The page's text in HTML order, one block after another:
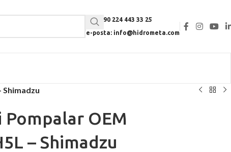
Tel: +90 224 443 33 25
e-posta: info@hidrometa.com
Shimadzu
OEM
– Shimadzu